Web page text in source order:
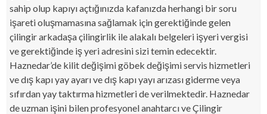
sahip olup kapıyı açtığınızda kafanızda herhangi bir soru
işareti oluşmamasına sağlamak için gerektiğinde gelen
çilingir arkadaşa çilingirlik ile alakalı belgeleri işyeri vergisi
ve gerektiğinde iş yeri adresini sizi temin edecektir.
Haznedar’de kilit değişimi göbek değişimi servis hizmetleri
ve dış kapı yay ayarı ve dış kapı yayı arızası giderme veya
sıfırdan yay taktırma hizmetleri de verilmektedir. Haznedar
de uzman işini bilen profesyonel anahtarcı ve Çilingir